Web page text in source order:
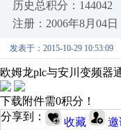
历史总积分：144042
注册：2006年8月04日
发表于：2015-10-29 10:53:09
欧姆龙plc与安川变频器
下载附件需0积分！
分享到：
收藏 邀